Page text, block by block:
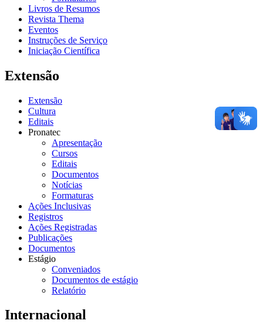
Livros de Resumos
Revista Thema
Eventos
Instruções de Serviço
Iniciação Científica
Extensão
Extensão
Cultura
Editais
Pronatec
Apresentação
Cursos
Editais
Documentos
Notícias
Formaturas
Ações Inclusivas
Registros
Ações Registradas
Publicações
Documentos
Estágio
Conveniados
Documentos de estágio
Relatório
Internacional